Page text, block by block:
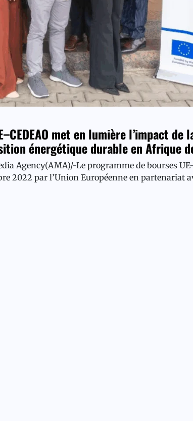
met en lumière l’impact de
énergétique durable en Afrique
Agency(AMA)/-Le programme de bourses
2022 par l’Union Européenne en partenariat